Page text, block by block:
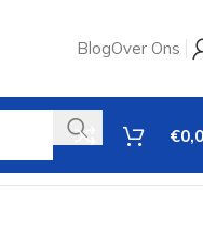
BlogOver Ons
€